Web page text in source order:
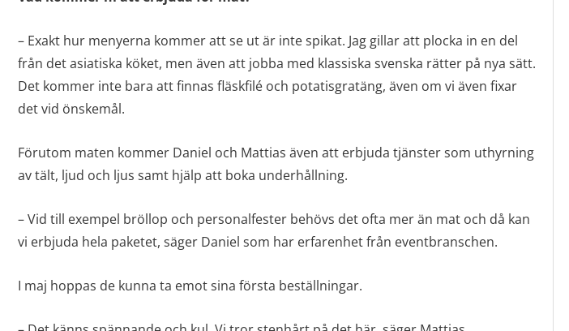
– Exakt hur menyerna kommer att se ut är inte spikat. Jag gillar att plocka in en del
från det asiatiska köket, men även att jobba med klassiska svenska rätter på nya sätt.
Det kommer inte bara att finnas fläskfilé och potatisgratäng, även om vi även fixar
det vid önskemål.
Förutom maten kommer Daniel och Mattias även att erbjuda tjänster som uthyrning
av tält, ljud och ljus samt hjälp att boka underhållning.
– Vid till exempel bröllop och personalfester behövs det ofta mer än mat och då kan
vi erbjuda hela paketet, säger Daniel som har erfarenhet från eventbranschen.
I maj hoppas de kunna ta emot sina första beställningar.